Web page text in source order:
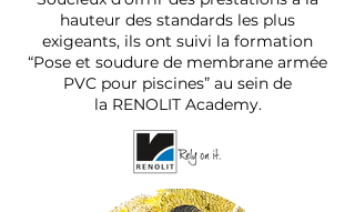
hauteur des standards les plus
exigeants, ils ont suivi la formation
“Pose et soudure de membrane armée
PVC pour piscines” au sein de
la RENOLIT Academy.